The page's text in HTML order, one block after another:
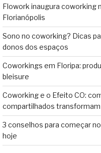
Flowork inaugura coworking
Florianópolis
Sono no coworking? Dicas
donos dos espaços
Coworkings em Floripa:
bleisure
Coworking e o Efeito CO:
compartilhados
3 conselhos para começar
hoje